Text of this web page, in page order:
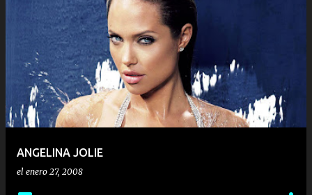
ANGELINA JOLIE
el enero 27, 2008